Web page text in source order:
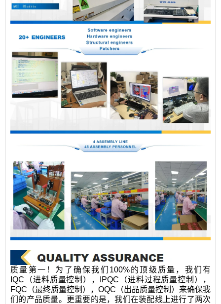
质量第一！为了确保我们100%的顶级质量，我们有
IQC（进料质量控制），IPQC（进料过程质量控制），
FQC（最终质量控制），OQC（出品质量控制）来确保我
们的产品质量。更重要的是，我们在装配线上进行了两次